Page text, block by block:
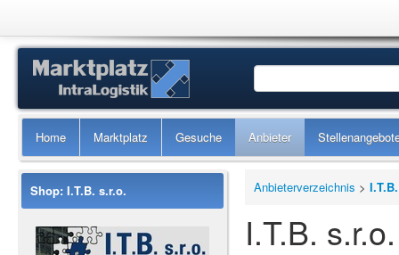
Home Marktplatz Gesuche Anbieter
Shop: I.T.B. s.r.o. Anbieterverzeichnis >
I.T.B. s.r.o.